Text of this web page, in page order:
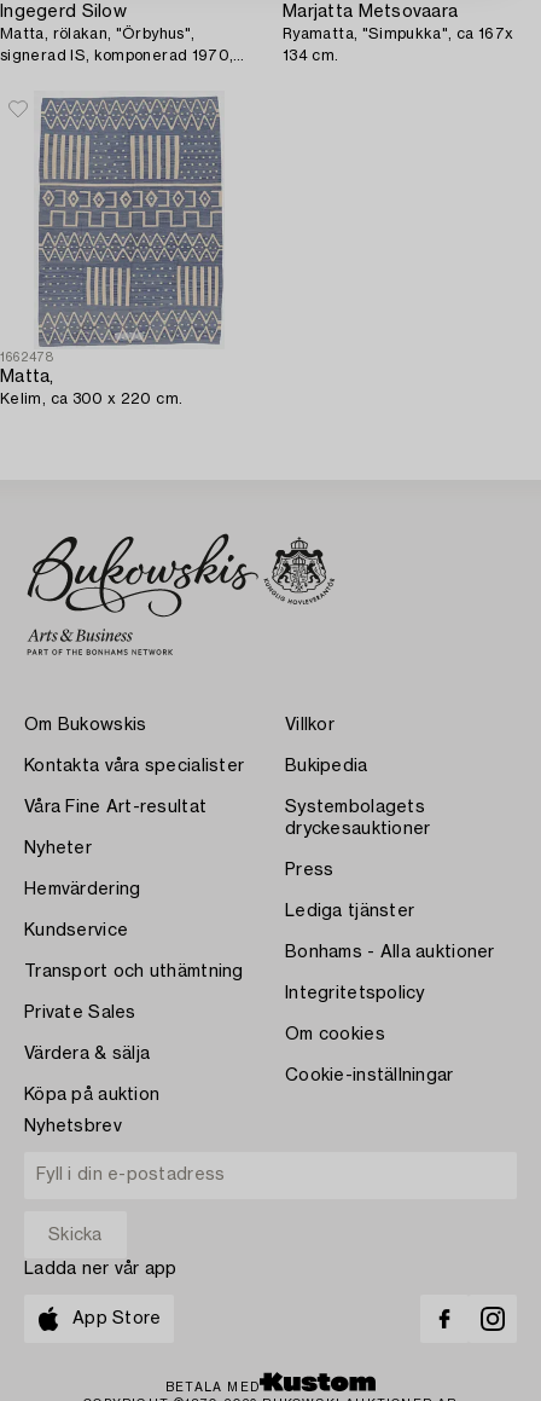
Ingegerd Silow
Matta, rölakan, "Örbyhus",
signerad IS, komponerad 1970,
Marjatta Metsovaara
Ryamatta, "Simpukka", ca 167x
134 cm.
1662478
Matta,
Kelim, ca 300 x 220 cm.
Om Bukowskis
Kontakta våra specialister
Våra Fine Art-resultat
Nyheter
Hemvärdering
Kundservice
Transport och uthämtning
Private Sales
Värdera & sälja
Köpa på auktion
Villkor
Bukipedia
Systembolagets
dryckesauktioner
Press
Lediga tjänster
Bonhams - Alla auktioner
Integritetspolicy
Om cookies
Cookie-inställningar
Nyhetsbrev
Ladda ner vår app
App Store
BETALA MED